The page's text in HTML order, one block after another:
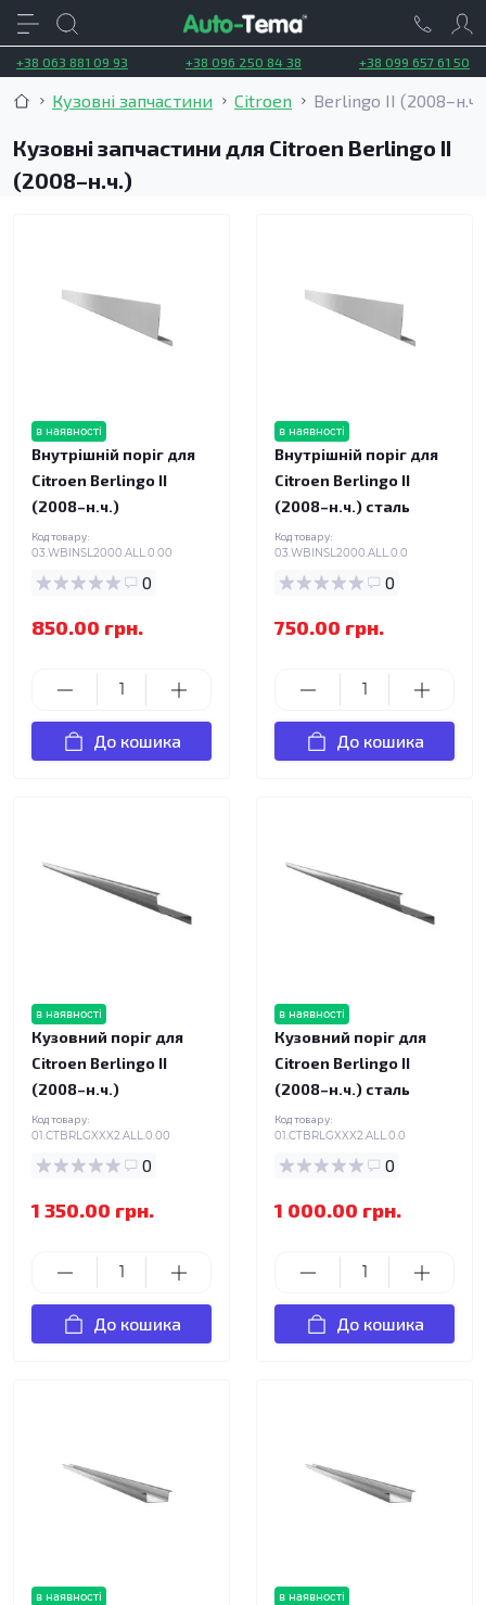
+38 063 881 09 93 +38 096 250 84 38 +38 099 657 61 50
Кузовні запчастини Citroen Berlingo II (2008–н.ч.)
Кузовні запчастини для Citroen Berlingo II
(2008–н.ч.)
в наявності
Внутрішній поріг для
Citroen Berlingo II
(2008–н.ч.)
Код товару:
03.WBINSL2000.ALL.0.00
0
850.00 грн.
До кошика
в наявності
Внутрішній поріг для
Citroen Berlingo II
(2008–н.ч.) сталь
Код товару:
03.WBINSL2000.ALL.0.0
0
750.00 грн.
До кошика
в наявності
Кузовний поріг для
Citroen Berlingo II
(2008–н.ч.)
Код товару:
01.CTBRLGXXX2.ALL.0.00
0
1 350.00 грн.
До кошика
в наявності
Кузовний поріг для
Citroen Berlingo II
(2008–н.ч.) сталь
Код товару:
01.CTBRLGXXX2.ALL.0.0
0
1 000.00 грн.
До кошика
в наявності в наявності